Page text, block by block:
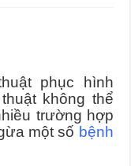
phục hình
không thể
trường hợp
một số bệnh